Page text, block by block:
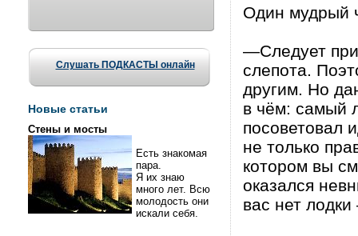
Слушать ПОДКАСТЫ онлайн
Новые статьи
Стены и мосты
Есть знакомая
пара.
Я их знаю
много лет. Всю
молодость они
искали себя.
Один мудрый
—Следует
слепота.
другим. Но
в чём: самый
посоветовал
не только
котором вы
оказался
вас нет